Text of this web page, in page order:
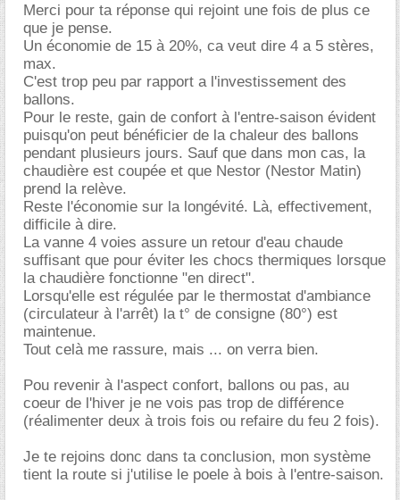
Merci pour ta réponse qui rejoint une fois de plus ce
que je pense.
Un économie de 15 à 20%, ca veut dire 4 a 5 stères,
max.
C'est trop peu par rapport a l'investissement des
ballons.
Pour le reste, gain de confort à l'entre-saison évident
puisqu'on peut bénéficier de la chaleur des ballons
pendant plusieurs jours. Sauf que dans mon cas, la
chaudière est coupée et que Nestor (Nestor Matin)
prend la relève.
Reste l'économie sur la longévité. Là, effectivement,
difficile à dire.
La vanne 4 voies assure un retour d'eau chaude
suffisant que pour éviter les chocs thermiques lorsque
la chaudière fonctionne "en direct".
Lorsqu'elle est régulée par le thermostat d'ambiance
(circulateur à l'arrêt) la t° de consigne (80°) est
maintenue.
Tout celà me rassure, mais ... on verra bien.
Pou revenir à l'aspect confort, ballons ou pas, au
coeur de l'hiver je ne vois pas trop de différence
(réalimenter deux à trois fois ou refaire du feu 2 fois).
Je te rejoins donc dans ta conclusion, mon système
tient la route si j'utilise le poele à bois à l'entre-saison.